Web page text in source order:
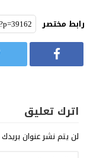
رابط مختصر
اترك تعليق
لن يتم نشر عنوان بريدك